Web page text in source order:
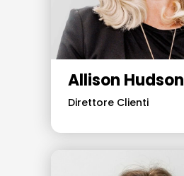
Allison Hudson
Direttore Clienti